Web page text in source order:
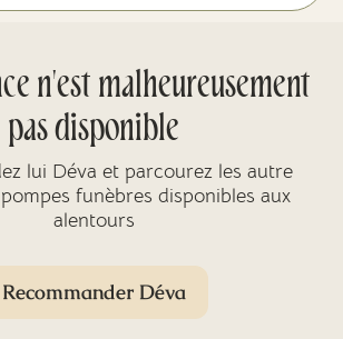
n'est malheureusement
pas disponible
lui Déva et parcourez les autre
funèbres disponibles aux
alentours
Recommander Déva